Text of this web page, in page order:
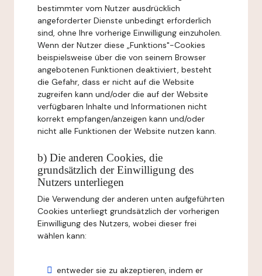
bestimmter vom Nutzer ausdrücklich
angeforderter Dienste unbedingt erforderlich
sind, ohne Ihre vorherige Einwilligung einzuholen.
Wenn der Nutzer diese „Funktions"-Cookies
beispielsweise über die von seinem Browser
angebotenen Funktionen deaktiviert, besteht
die Gefahr, dass er nicht auf die Website
zugreifen kann und/oder die auf der Website
verfügbaren Inhalte und Informationen nicht
korrekt empfangen/anzeigen kann und/oder
nicht alle Funktionen der Website nutzen kann.
b) Die anderen Cookies, die
grundsätzlich der Einwilligung des
Nutzers unterliegen
Die Verwendung der anderen unten aufgeführten
Cookies unterliegt grundsätzlich der vorherigen
Einwilligung des Nutzers, wobei dieser frei
wählen kann:
entweder sie zu akzeptieren, indem er